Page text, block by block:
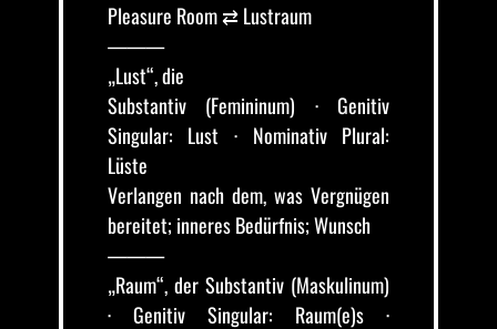
Pleasure Room ⇄ Lustraum
———
„Lust“, die
Substantiv (Femininum) · Genitiv
Singular: Lust · Nominativ Plural:
Lüste
Verlangen nach dem, was Vergnügen
bereitet; inneres Bedürfnis; Wunsch
———
„Raum“, der Substantiv (Maskulinum)
· Genitiv Singular: Raum(e)s ·